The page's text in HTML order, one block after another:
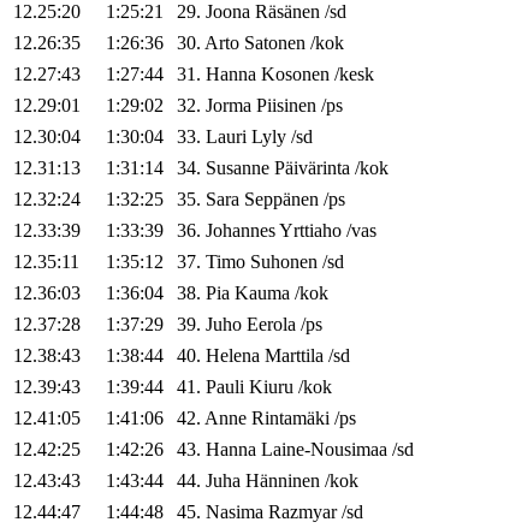
12.25:20
1:25:21 29. Joona Räsänen /sd
12.26:35
1:26:36 30. Arto Satonen /kok
12.27:43
1:27:44 31. Hanna Kosonen /kesk
12.29:01
1:29:02 32. Jorma Piisinen /ps
12.30:04
1:30:04 33. Lauri Lyly /sd
12.31:13
1:31:14 34. Susanne Päivärinta /kok
12.32:24
1:32:25 35. Sara Seppänen /ps
12.33:39
1:33:39 36. JohannesYrttiaho /vas
12.35:11
1:35:12 37. Timo Suhonen /sd
12.36:03
1:36:04 38. Pia Kauma /kok
12.37:28
1:37:29 39. Juho Eerola /ps
12.38:43
1:38:44 40. Helena Marttila /sd
12.39:43
1:39:44 41. Pauli Kiuru /kok
12.41:05
1:41:06 42. Anne Rintamäki /ps
12.42:25
1:42:26 43. Hanna Laine-Nousimaa /sd
12.43:43
1:43:44 44. Juha Hänninen /kok
12.44:47
1:44:48 45. Nasima Razmyar/sd